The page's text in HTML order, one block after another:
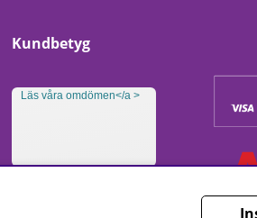
Kundbetyg
Läs våra omdömen</a >